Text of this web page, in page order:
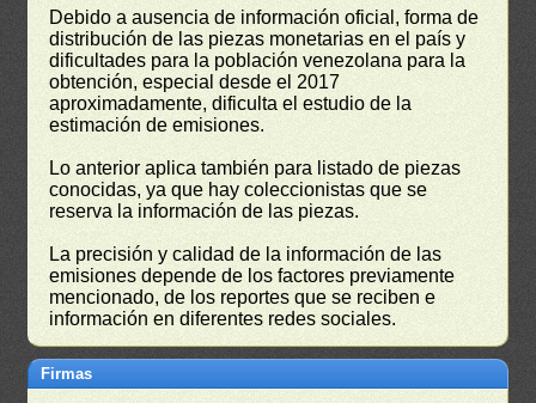
Debido a ausencia de información oficial, forma de
distribución de las piezas monetarias en el país y
dificultades para la población venezolana para la
obtención, especial desde el 2017
aproximadamente, dificulta el estudio de la
estimación de emisiones.
Lo anterior aplica también para listado de piezas
conocidas, ya que hay coleccionistas que se
reserva la información de las piezas.
La precisión y calidad de la información de las
emisiones depende de los factores previamente
mencionado, de los reportes que se reciben e
información en diferentes redes sociales.
Firmas